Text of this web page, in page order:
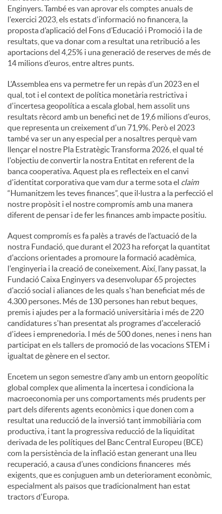
s
Enginyers. També es van aprovar els comptes anuals de
l'exercici 2023, els estats d'informació no financera, la
proposta d’aplicació del Fons d’Educació i Promoció i la de
resultats, que va donar com a resultat una retribució a les
aportacions del 4,25% i una generació de reserves de més de
14 milions d’euros, entre altres punts.
L’Assemblea ens va permetre fer un repàs d’un 2023 en el
qual, tot i el context de política monetària restrictiva i
d'incertesa geopolítica a escala global, hem assolit uns
resultats rècord amb un benefici net de 19,6 milions d'euros,
que representa un creixement d'un 71,9%. Però el 2023
també va ser un any especial per a nosaltres perquè vam
llençar el nostre Pla Estratègic Transforma 2026, el qual té
l'objectiu de convertir la nostra Entitat en referent de la
banca cooperativa. Aquest pla es reflecteix en el canvi
d'identitat corporativa que vam dur a terme sota el claim
“Humanitzem les teves finances”, que il·lustra a la perfecció el
nostre propòsit i el nostre compromís amb una manera
diferent de pensar i de fer les finances amb impacte positiu.
Aquest compromís es fa palès a través de l’actuació de la
nostra Fundació, que durant el 2023 ha reforçat la quantitat
d'accions orientades a promoure la formació acadèmica,
l'enginyeria i la creació de coneixement. Així, l’any passat, la
Fundació Caixa Enginyers va desenvolupar 65 projectes
d'acció social i aliances de les quals s'han beneficiat més de
4.300 persones. Més de 130 persones han rebut beques,
premis i ajudes per a la formació universitària i més de 220
candidatures s'han presentat als programes d'acceleració
d'idees i emprenedoria. I més de 500 dones, nenes i nens han
participat en els tallers de promoció de las vocacions STEM i
igualtat de gènere en el sector.
Encetem un segon semestre d’any amb un entorn geopolític
global complex que alimenta la incertesa i condiciona la
macroeconomia per uns comportaments més prudents per
part dels diferents agents econòmics i que donen com a
resultat una reducció de la inversió tant immobiliària com
productiva, i tant la progressiva reducció de la liquiditat
derivada de les polítiques del Banc Central Europeu (BCE)
com la persistència de la inflació estan generant una lleu
recuperació, a causa d’unes condicions financeres més
exigents, que es conjuguen amb un deteriorament econòmic,
especialment als països que tradicionalment han estat
tractors d'Europa.